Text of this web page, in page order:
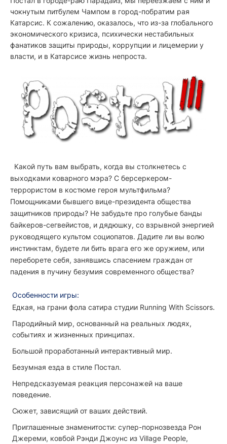
чокнутым питбулем Чампом в город-побратим рая
Катарсис. К сожалению, оказалось, что из-за глобального
экономического кризиса, психически нестабильных
фанатиков защиты природы, коррупции и лицемерии у
власти, и в Катарсисе жизнь непроста.
Какой путь вам выбрать, когда вы столкнетесь с
выходками коварного мэра? С берсеркером-
террористом в костюме героя мультфильма?
Помощниками бывшего вице-президента общества
защитников природы? Не забудьте про голубые банды
байкеров-сегвейистов, и дядюшку, со взрывной энергией
руководящего культом социопатов. Дадите ли вы волю
инстинктам, будете ли бить врага его же оружием, или
переборете себя, занявшись спасением граждан от
падения в пучину безумия современного общества?
Особенности игры:
Едкая, на грани фола сатира студии Running With Scissors.
Пародийный мир, основанный на реальных людях,
событиях и жизненных принципах.
Большой проработанный интерактивный мир.
Безумная езда в стиле Постал.
Непредсказуемая реакция персонажей на ваше
поведение.
Сюжет, зависящий от ваших действий.
Приглашенные знаменитости: супер-порнозвезда Рон
Джереми, ковбой Рэнди Джоунс из Village People,